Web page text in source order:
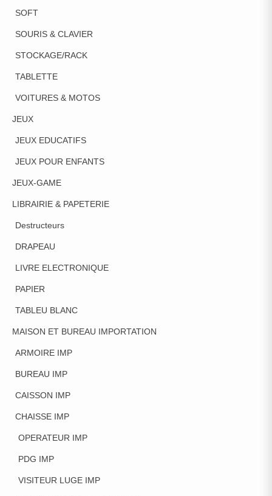
SOFT
SOURIS & CLAVIER
STOCKAGE/RACK
TABLETTE
VOITURES & MOTOS
JEUX
JEUX EDUCATIFS
JEUX POUR ENFANTS
JEUX-GAME
LIBRAIRIE & PAPETERIE
Destructeurs
DRAPEAU
LIVRE ELECTRONIQUE
PAPIER
TABLEU BLANC
MAISON ET BUREAU IMPORTATION
ARMOIRE IMP
BUREAU IMP
CAISSON IMP
CHAISSE IMP
OPERATEUR IMP
PDG IMP
VISITEUR LUGE IMP